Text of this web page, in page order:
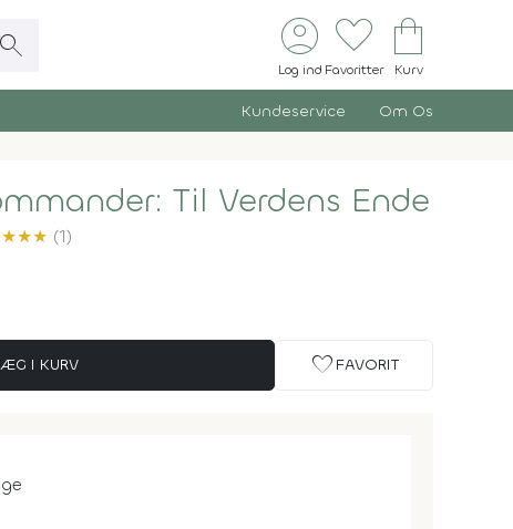
search account_circle
Log ind
favorite
Favoritter
shopping_bag
Kurv
Kundeservice Om Os
Til Verdens Ende
★★★ (1)
I KURV favorite FAVORIT